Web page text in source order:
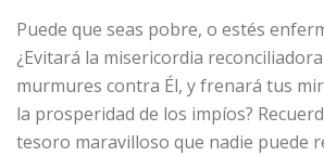
Puede que seas pobre, o estés
¿Evitará la misericordia
murmures contra Él, y frenará tus
la prosperidad de los impíos?
tesoro maravilloso que nadie puede